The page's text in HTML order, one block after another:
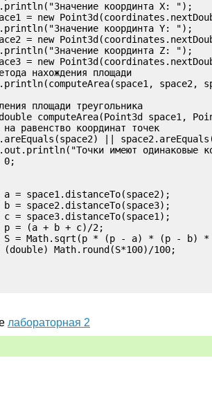
координта X: ");
= new
координта Y: ");
= new
координта Z: ");
= new
нахождения площади
space2,
площади треугольника
computeArea(Point3d space1,
на равенство координат точек
||
имеют одинаковые
0;
= space1.distanceTo(space2);
= space2.distanceTo(space3);
= space3.distanceTo(space1);
= (a + b + c)/2;
= Math.sqrt(p * (p - a) * (p - b) *
Math.round(S*100)/100;
лабораторная 2